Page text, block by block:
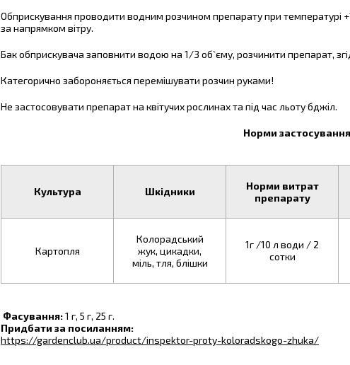
Обприскування проводити водним розчином препарату при температурі
за напрямком вітру.
Бак обприскувача заповнити водою на 1/3 об`єму, розчинити препарат,
Категорично забороняється перемішувати розчин руками!
Не застосовувати препарат на квітучих рослинах та під час льоту бджіл.
Норми застосування
Культура Шкідники
Норми витрат
препарату
Картопля
Колорадський
жук, цикадки,
міль, тля, блішки
1г /10 л води / 2
сотки
Фасування:1 г, 5 г, 25 г.
Придбати за посиланням:
https://gardenclub.ua/product/inspektor-proty-koloradskogo-zhuka/